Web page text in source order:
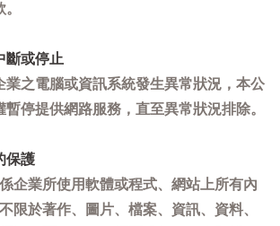
斷或停止
業之電腦或資訊系統發生異常狀況，本公
停提供網路服務，直至異常狀況排除。
保護
企業所使用軟體或程式、網站上所有內
限於著作、圖片、檔案、資訊、資料、